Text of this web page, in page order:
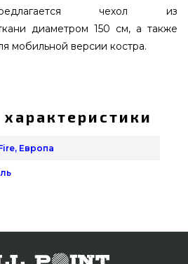
чехол из
диаметром 150 см, а также
мобильной версии костра.
Dr. Fire, Европа по
72 000 грн. в онлайн
аксессуаров Гриль Поинт.
Гриль Поинт. Наберите прямо
Сумы, Кременчуг
Европа